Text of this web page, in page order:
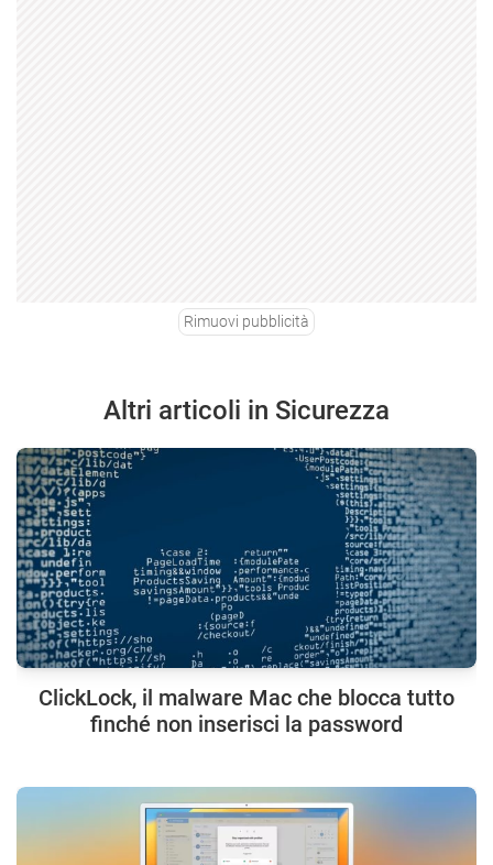
Rimuovi pubblicità
Altri articoli in Sicurezza
ClickLock, il malware Mac che blocca tutto
finché non inserisci la password